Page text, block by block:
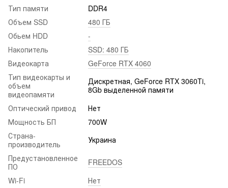
Тип памяти
DDR4
Объем SSD
480 ГБ
Обьем HDD
-
Накопитель
SSD: 480 ГБ
Видеокарта
GeForce RTX 4060
Тип видеокарты и
объем
видеопамяти
Дискретная, GeForce RTX 3060Ti,
8Gb выделенной памяти
Оптический привод
Нет
Мощность БП
700W
Страна-
производитель
Украина
Предустановленное
ПО
FREEDOS
Wi-Fi
Нет